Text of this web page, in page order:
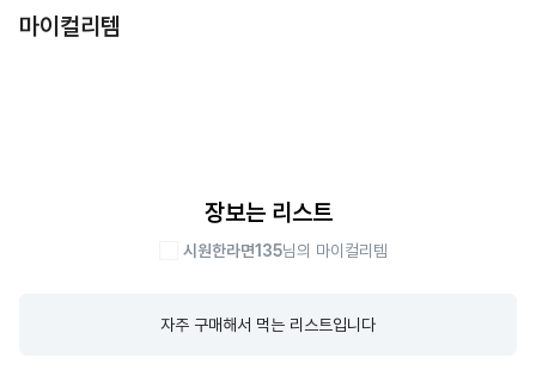
마이컬리템
장보는 리스트
시원한라면135님의 마이컬리템
자주 구매해서 먹는 리스트입니다